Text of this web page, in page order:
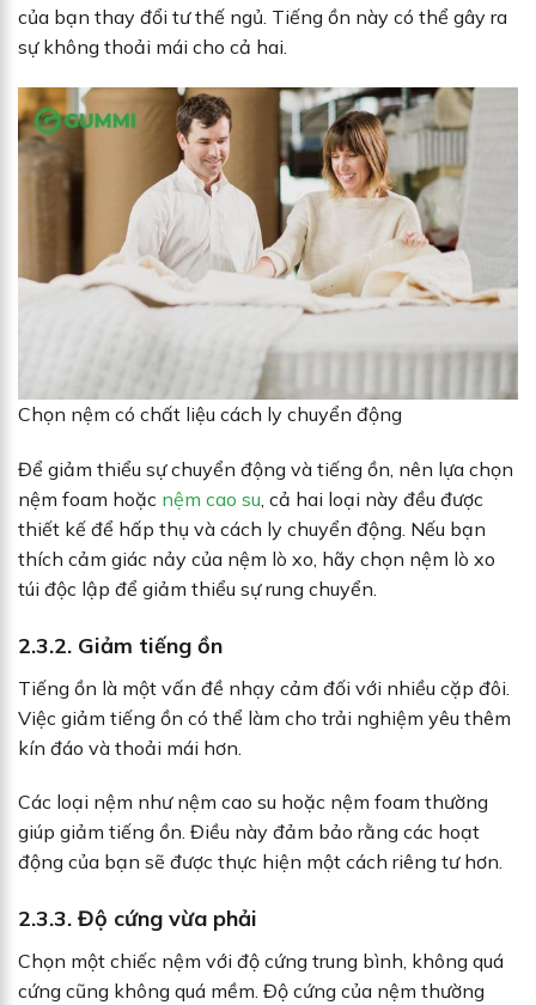
của bạn thay đổi tư thế ngủ. Tiếng ồn này có thể gây ra
sự không thoải mái cho cả hai.
Chọn nệm có chất liệu cách ly chuyển động
Để giảm thiểu sự chuyển động và tiếng ồn, nên lựa chọn
nệm foam hoặc nệm cao su , cả hai loại này đều được
thiết kế để hấp thụ và cách ly chuyển động. Nếu bạn
thích cảm giác nảy của nệm lò xo, hãy chọn nệm lò xo
túi độc lập để giảm thiểu sự rung chuyển.
2.3.2. Giảm tiếng ồn
Tiếng ồn là một vấn đề nhạy cảm đối với nhiều cặp đôi.
Việc giảm tiếng ồn có thể làm cho trải nghiệm yêu thêm
kín đáo và thoải mái hơn.
Các loại nệm như nệm cao su hoặc nệm foam thường
giúp giảm tiếng ồn. Điều này đảm bảo rằng các hoạt
động của bạn sẽ được thực hiện một cách riêng tư hơn.
2.3.3. Độ cứng vừa phải
Chọn một chiếc nệm với độ cứng trung bình, không quá
cứng cũng không quá mềm. Độ cứng của nệm thường